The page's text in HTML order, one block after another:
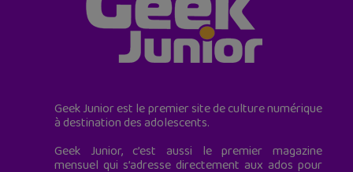
Geek Junior est le premier site de culture numérique
à destination des adolescents.
Geek Junior, c’est aussi le premier magazine
mensuel qui s’adresse directement aux ados pour